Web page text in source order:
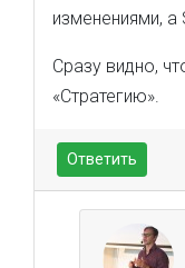
изменениями, а
Сразу видно,
«Стратегию».
Ответить